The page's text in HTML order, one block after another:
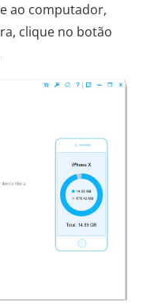
ao computador,
clique no botão